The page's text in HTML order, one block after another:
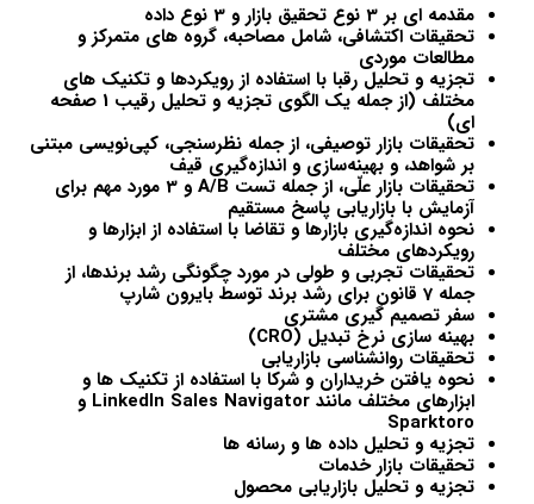
مقدمه ای بر 3 نوع تحقیق بازار و 3 نوع داده
تحقیقات اکتشافی، شامل مصاحبه، گروه های متمرکز و
مطالعات موردی
تجزیه و تحلیل رقبا با استفاده از رویکردها و تکنیک های
مختلف (از جمله یک الگوی تجزیه و تحلیل رقیب 1 صفحه
ای)
تحقیقات بازار توصیفی، از جمله نظرسنجی، کپی‌نویسی مبتنی
بر شواهد، و بهینه‌سازی و اندازه‌گیری قیف
تحقیقات بازار علّی، از جمله تست A/B و 3 مورد مهم برای
آزمایش با بازاریابی پاسخ مستقیم
نحوه اندازه‌گیری بازارها و تقاضا با استفاده از ابزارها و
رویکردهای مختلف
تحقیقات تجربی و طولی در مورد چگونگی رشد برندها، از
جمله 7 قانون برای رشد برند توسط بایرون شارپ
سفر تصمیم گیری مشتری
بهینه سازی نرخ تبدیل (CRO)
تحقیقات روانشناسی بازاریابی
نحوه یافتن خریداران و شرکا با استفاده از تکنیک ها و
ابزارهای مختلف مانند LinkedIn Sales Navigator و
Sparktoro
تجزیه و تحلیل داده ها و رسانه ها
تحقیقات بازار خدمات
تجزیه و تحلیل بازاریابی محصول